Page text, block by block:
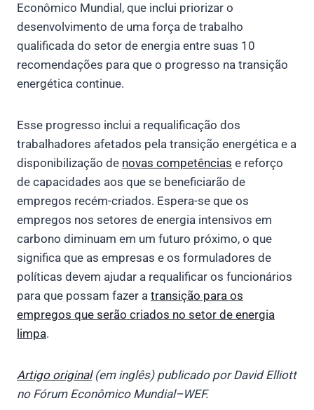
Econômico Mundial, que inclui priorizar o
desenvolvimento de uma força de trabalho
qualificada do setor de energia entre suas 10
recomendações para que o progresso na transição
energética continue.
Esse progresso inclui a requalificação dos
trabalhadores afetados pela transição energética e a
disponibilização de novas competências e reforço
de capacidades aos que se beneficiarão de
empregos recém-criados. Espera-se que os
empregos nos setores de energia intensivos em
carbono diminuam em um futuro próximo, o que
significa que as empresas e os formuladores de
políticas devem ajudar a requalificar os funcionários
para que possam fazer a transição para os
empregos que serão criados no setor de energia
limpa.
Artigo original(em inglês) publicado por David Elliott
no Fórum Econômico Mundial–WEF.